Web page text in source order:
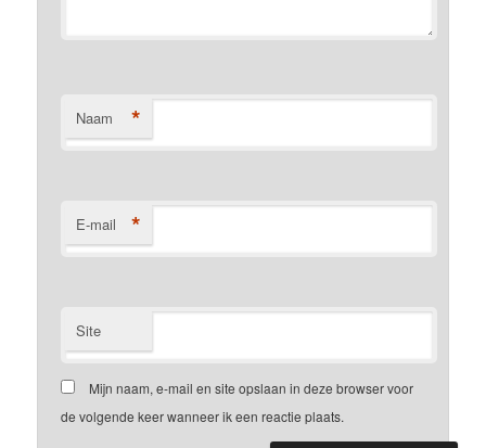
Naam *
E-mail *
Site
Mijn naam, e-mail en site opslaan in deze browser voor
de volgende keer wanneer ik een reactie plaats.